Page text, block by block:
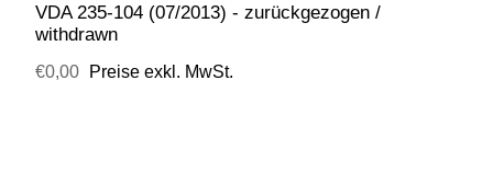
VDA 235-104 (07/2013) - zurückgezogen /
withdrawn
€0,00 Preise exkl. MwSt.